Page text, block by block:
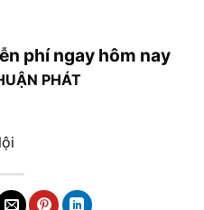
phí ngay hôm nay
PHÁT